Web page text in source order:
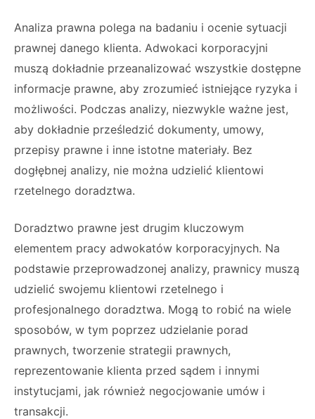
Analiza prawna polega na badaniu i ocenie sytuacji
prawnej danego klienta. Adwokaci korporacyjni
muszą dokładnie przeanalizować wszystkie dostępne
informacje prawne, aby zrozumieć istniejące ryzyka i
możliwości. Podczas analizy, niezwykle ważne jest,
aby dokładnie prześledzić dokumenty, umowy,
przepisy prawne i inne istotne materiały. Bez
dogłębnej analizy, nie można udzielić klientowi
rzetelnego doradztwa.
Doradztwo prawne jest drugim kluczowym
elementem pracy adwokatów korporacyjnych. Na
podstawie przeprowadzonej analizy, prawnicy muszą
udzielić swojemu klientowi rzetelnego i
profesjonalnego doradztwa. Mogą to robić na wiele
sposobów, w tym poprzez udzielanie porad
prawnych, tworzenie strategii prawnych,
reprezentowanie klienta przed sądem i innymi
instytucjami, jak również negocjowanie umów i
transakcji.